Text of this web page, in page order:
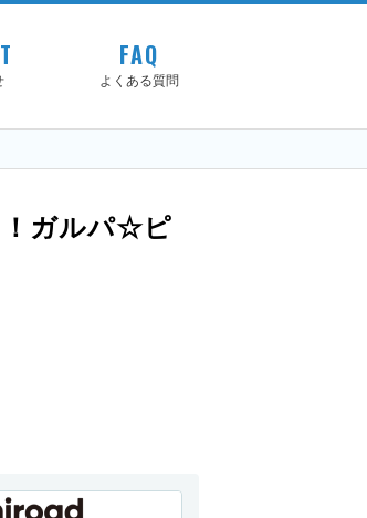
FAQ
よくある質問
！ガルパ☆ピ